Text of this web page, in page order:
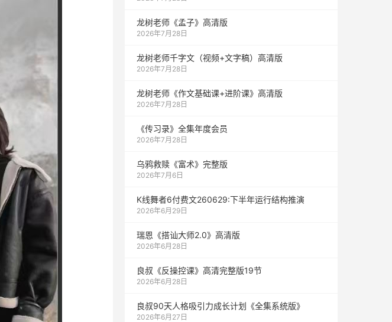
龙树老师《孟子》高清版
2026年7月28日
龙树老师千字文（视频+文字稿）高清版
2026年7月28日
龙树老师《作文基础课+进阶课》高清版
2026年7月28日
《传习录》全集年度会员
2026年7月28日
乌鸦救赎《富术》完整版
2026年7月6日
K线舞者6付费文260629:下半年运行结构推演
2026年6月29日
瑞恩《搭讪大师2.0》高清版
2026年6月28日
良叔《反操控课》高清完整版19节
2026年6月28日
良叔90天人格吸引力成长计划《全集系统版》
2026年6月27日